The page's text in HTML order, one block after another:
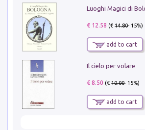
€ 12.58 (€14.80- 15%)
add to cart
Il cielo per volare
€ 8.50 (€10.00- 15%)
add to cart